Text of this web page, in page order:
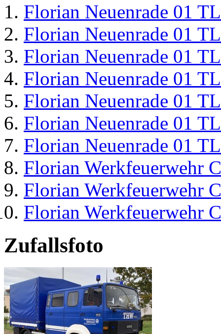
Florian Neuenrade 01
Florian Neuenrade 01
Florian Neuenrade 01
Florian Neuenrade 01
Florian Neuenrade 01
Florian Neuenrade 01
Florian Neuenrade 01
Florian Werkfeuerwehr
Florian Werkfeuerwehr
Florian Werkfeuerwehr
Zufallsfoto